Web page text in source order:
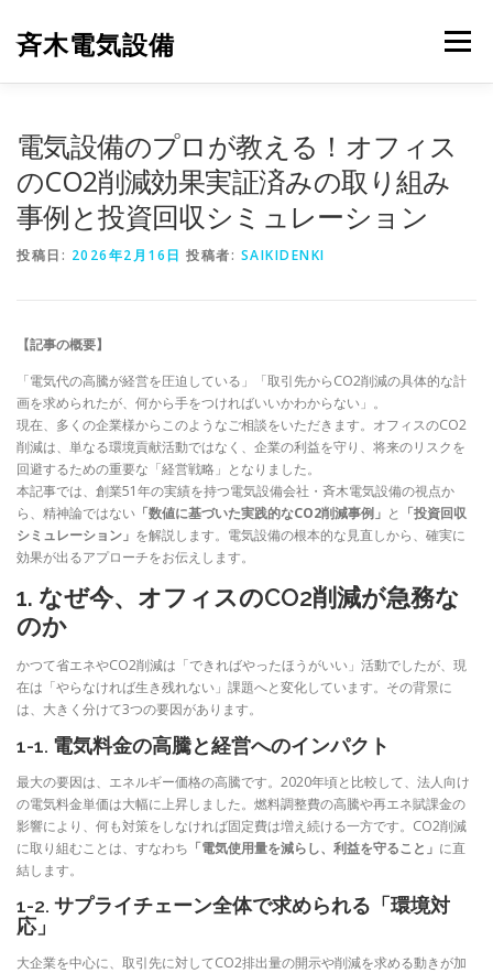
斉木電気設備 メニュー
ニュース お問合せ
電気設備のプロが教える！オフィス
のCO2削減効果実証済みの取り組み
事例と投資回収シミュレーション
投稿日: 2026年2月16日 投稿者: SAIKIDENKI
【記事の概要】
「電気代の高騰が経営を圧迫している」「取引先からCO2削減の具体的な計
画を求められたが、何から手をつければいいかわからない」。
現在、多くの企業様からこのようなご相談をいただきます。オフィスのCO2
削減は、単なる環境貢献活動ではなく、企業の利益を守り、将来のリスクを
回避するための重要な「経営戦略」となりました。
本記事では、創業51年の実績を持つ電気設備会社・斉木電気設備の視点か
ら、精神論ではない 「数値に基づいた実践的なCO2削減事例」 と 「投資回収
シミュレーション」 を解説します。電気設備の根本的な見直しから、確実に
効果が出るアプローチをお伝えします。
1. なぜ今、オフィスのCO2削減が急務な
のか
かつて省エネやCO2削減は「できればやったほうがいい」活動でしたが、現
在は「やらなければ生き残れない」課題へと変化しています。その背景に
は、大きく分けて3つの要因があります。
1-1. 電気料金の高騰と経営へのインパクト
最大の要因は、エネルギー価格の高騰です。2020年頃と比較して、法人向け
の電気料金単価は大幅に上昇しました。燃料調整費の高騰や再エネ賦課金の
影響により、何も対策をしなければ固定費は増え続ける一方です。CO2削減
に取り組むことは、すなわち 「電気使用量を減らし、利益を守ること」 に直
結します。
1-2. サプライチェーン全体で求められる「環境対
応」
大企業を中心に、取引先に対してCO2排出量の開示や削減を求める動きが加